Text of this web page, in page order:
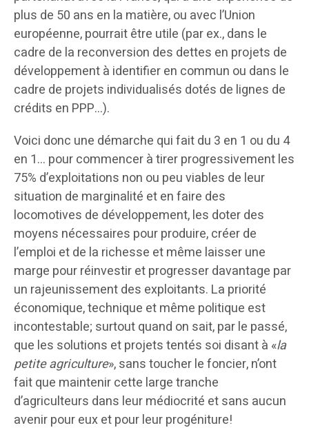
plus de 50 ans en la matière, ou avec l’Union
européenne, pourrait être utile (par ex., dans le
cadre de la reconversion des dettes en projets de
développement à identifier en commun ou dans le
cadre de projets individualisés dotés de lignes de
crédits en PPP…).
Voici donc une démarche qui fait du 3 en 1 ou du 4
en 1… pour commencer à tirer progressivement les
75% d’exploitations non ou peu viables de leur
situation de marginalité et en faire des
locomotives de développement, les doter des
moyens nécessaires pour produire, créer de
l’emploi et de la richesse et même laisser une
marge pour réinvestir et progresser davantage par
un rajeunissement des exploitants. La priorité
économique, technique et même politique est
incontestable; surtout quand on sait, par le passé,
que les solutions et projets tentés soi disant à «la
petite agriculture», sans toucher le foncier, n’ont
fait que maintenir cette large tranche
d’agriculteurs dans leur médiocrité et sans aucun
avenir pour eux et pour leur progéniture!